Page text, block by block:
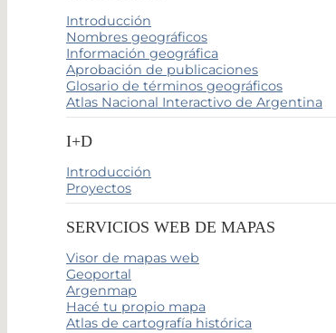
Introducción
Nombres geográficos
Información geográfica
Aprobación de publicaciones
Glosario de términos geográficos
Atlas Nacional Interactivo de Argentina
I+D
Introducción
Proyectos
SERVICIOS WEB DE MAPAS
Visor de mapas web
Geoportal
Argenmap
Hacé tu propio mapa
Atlas de cartografía histórica